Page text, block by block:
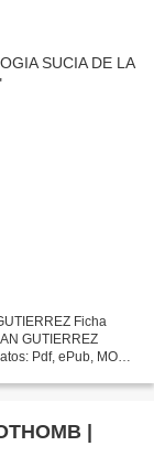
Ficha
GUTIERREZ
Pdf, ePub, MOBI,
|